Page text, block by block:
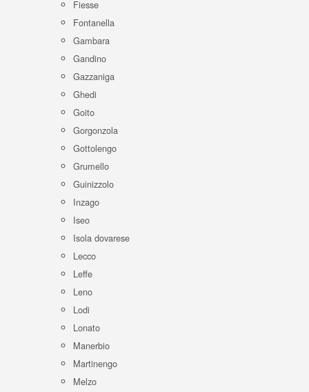
Fiesse
Fontanella
Gambara
Gandino
Gazzaniga
Ghedi
Goito
Gorgonzola
Gottolengo
Grumello
Guinizzolo
Inzago
Iseo
Isola dovarese
Lecco
Leffe
Leno
Lodi
Lonato
Manerbio
Martinengo
Melzo